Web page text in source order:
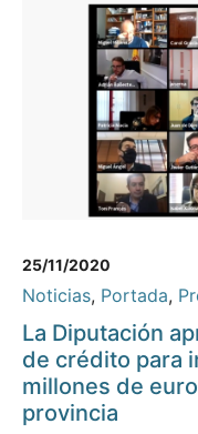
25/11/2020
Noticias, Portada,
La Diputación
de crédito para
millones de
provincia